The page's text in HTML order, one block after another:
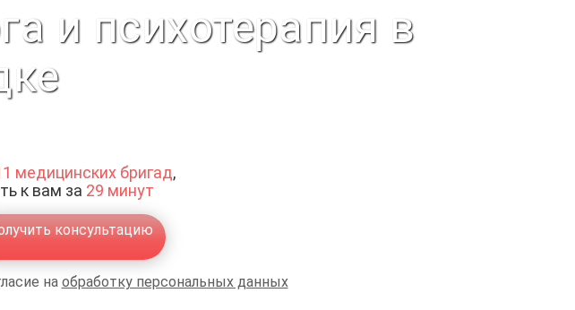
и психотерапия в
медицинских бригад,
к вам за 29 минут
консультацию
на обработку персональных данных